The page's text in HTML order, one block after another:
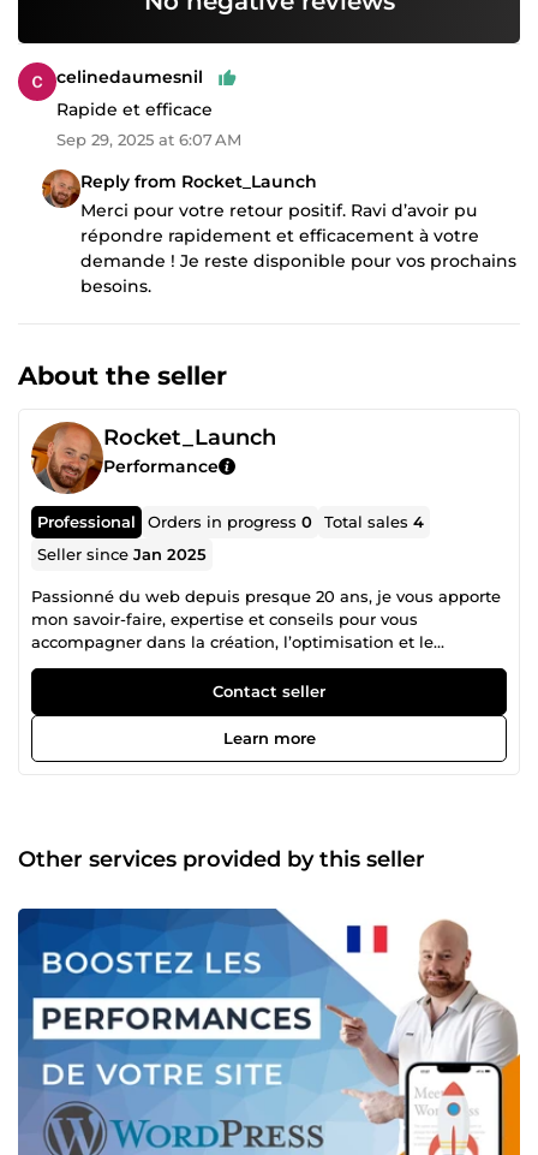
celinedaumesnil
Rapide et efficace
Sep 29, 2025 at 6:07 AM
Reply from Rocket_Launch
Merci pour votre retour positif. Ravi d’avoir pu
répondre rapidement et efficacement à votre
demande ! Je reste disponible pour vos prochains
besoins.
About the seller
Rocket_Launch
Performance
Professional Orders in progress0 Total sales4
Seller sinceJan 2025
Passionné du web depuis presque 20 ans, je vous apporte
mon savoir-faire, expertise et conseils pour vous
accompagner dans la création, l’optimisation et le
développement de votre présence en ligne. Avec un focus
sur WordPress, je propose des services variés et
personnalisés, notamment : Création de sites WordPress
professionnels (vitrine, ecommerce, blog, etc.) adaptés à
vos besoins spécifiques. Installation et configurations de
installation de thèmes premium WordPress (Divi, Astra
Pro, OceanWP, etc.) Nettoyage de vos listes d’adresses
marketing. Accès à des bases de données d’emails ciblées
pour booster votre prospection BtoB. Et bien d'autres
services Je suis engagé à fournir un travail de qualité,
dans le respect des délais et de vos attentes. Pour toute
demande ou question, n’hésitez pas à me contacter. Je me
ferai un plaisir de vous répondre rapidement et de discuter
ensemble de vos projets !
Contact seller
Learn more
Other services provided by this seller